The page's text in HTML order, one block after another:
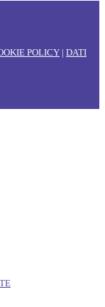
POLICY | DATI